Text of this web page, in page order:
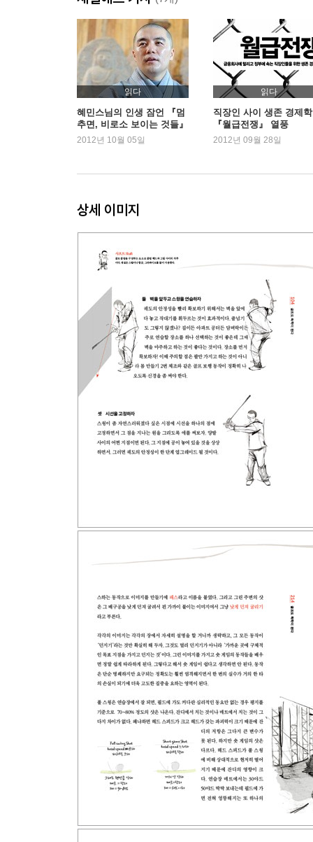
시대가 달라졌기 때문이다
전통적인 방식과는 달라진 마음골프 독학시스템
이제 월 10만 원으로 즐기는 골프의 시대가 온다
골프, 책 보고 혼자 할 수 없다고들 한다
마음골프 독학시스템 활용 방법
03. 워밍업
공부해야 할 과목을 먼저 이해하자
오른손과 왼손의 주도성에 대하여
04. 멋진 스윙 만들기
스윙의 모양이 아니라 소리에 집중하자
각서쓰기
공과 샷의 관계에 대한 생각을 정리하자
05. 공과의 만남＿멋진 스윙이 멋진 샷이 되려면
눈 감고도 칠 수 있는 위치를 발견하라
이미지로 명령하라
멋진 상상으로 공을 쳐라
시선 처리를 연습하자
드라이버와 페어웨이 우드에 도전하자
루틴을 확립하라
풀 게임과 숏 게임 스윙의 차이를 분명히 이해하자
30미터, 50미터만 확실하게 보낼 수 있으면 된다
숏 게임 샷을 다양하게 활용하라
퍼터를 가지고 놀아라
퍼팅 보험을 들어라
자기 나름의 숏 게임 법칙을 만들자
07. 도전! 실전 골프＿멋진 샷이 좋은 스코어가 되
벙커에서 하루만 놀자
전략으로 승부하자
자투리 시간을 활용하자
경사면 샷 연습에 2시간만 투자하자
도구를 이해하고 활용하자
그립을 활용하자
읽다
혜민스님의 인생 잠언 『멈
추면, 비로소 보이는 것들』
6주 연속 1위 달성 기염
2012년 10월 05일
읽다
직장인 사이 생존 경제학
『월급전쟁』 열풍
2012년 09월 28일
상세 이미지